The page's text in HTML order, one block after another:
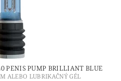
PENIS PUMP BRILLIANT BLUE
ALEBO LUBRIKAČNÝ GÉL